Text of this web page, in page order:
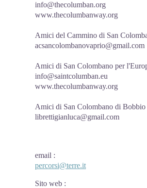
info@thecolumban.org
www.thecolumbanway.org
Amici del Cammino di San
acsancolombanovaprio@gmail.com
Amici di San Colombano per
info@saintcolumban.eu
www.thecolumbanway.org
Amici di San Colombano di Bobbio
librettigianluca@gmail.com
email :
percorsi@terre.it
Sito web :